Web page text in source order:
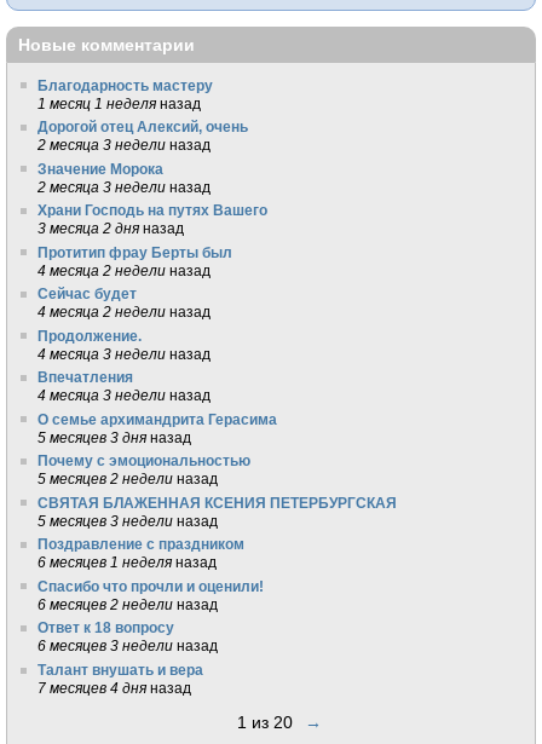
Новые комментарии
Благодарность мастеру
1 месяц 1 неделя назад
Дорогой отец Алексий, очень
2 месяца 3 недели назад
Значение Морока
2 месяца 3 недели назад
Храни Господь на путях Вашего
3 месяца 2 дня назад
Протитип фрау Берты был
4 месяца 2 недели назад
Сейчас будет
4 месяца 2 недели назад
Продолжение.
4 месяца 3 недели назад
Впечатления
4 месяца 3 недели назад
О семье архимандрита Герасима
5 месяцев 3 дня назад
Почему с эмоциональностью
5 месяцев 2 недели назад
СВЯТАЯ БЛАЖЕННАЯ КСЕНИЯ ПЕТЕРБУРГСКАЯ
5 месяцев 3 недели назад
Поздравление с праздником
6 месяцев 1 неделя назад
Спасибо что прочли и оценили!
6 месяцев 2 недели назад
Ответ к 18 вопросу
6 месяцев 3 недели назад
Талант внушать и вера
7 месяцев 4 дня назад
1 из 20 →